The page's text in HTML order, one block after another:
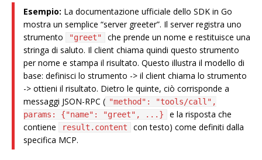
Esempio: La documentazione ufficiale dello SDK in Go
mostra un semplice “server greeter”. Il server registra uno
strumento
"greet"
che prende un nome e restituisce una
stringa di saluto. Il client chiama quindi questo strumento
per nome e stampa il risultato. Questo illustra il modello di
base: definisci lo strumento -> il client chiama lo strumento
-> ottieni il risultato. Dietro le quinte, ciò corrisponde a
messaggi JSON-RPC ( "method": "tools/call",
params: {"name": "greet", ...}
e la risposta che
contiene
result.content
con testo) come definiti dalla
specifica MCP.